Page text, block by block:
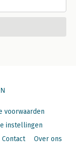
voorwaarden
instellingen
Over ons